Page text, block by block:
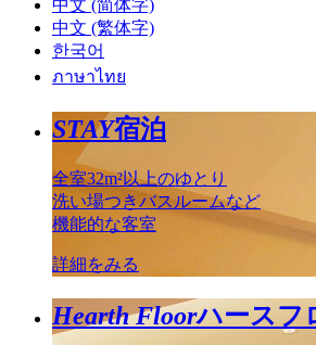
中文 (简体字)
中文 (繁体字)
한국어
ภาษาไทย
STAY宿泊
全室32m²以上のゆとり
洗い場つきバスルームなど
機能的な客室
詳細をみる
Hearth Floorハースフ